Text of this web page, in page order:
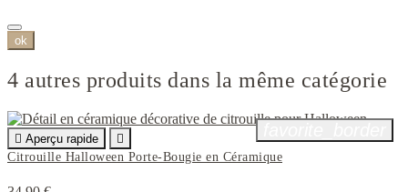
ok
4 autres produits dans la même catégorie
 Aperçu rapide

Citrouille Halloween Porte-Bougie en Céramique